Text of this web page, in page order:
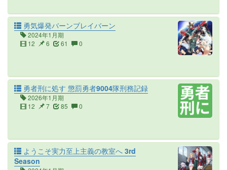
勇気爆発バーンブレイバーン
2024年1月期
12
6 61 0
勇者刑に処す 懲罰勇者9004隊刑務記録
2026年1月期
12
7 85 0
ようこそ実力至上主義の教室へ 3rd
Season